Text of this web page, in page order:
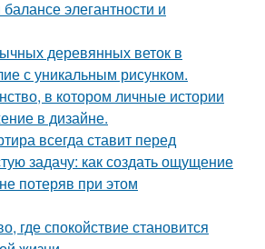
элегантности и
деревянных веток в
с уникальным рисунком.
в котором личные истории
в дизайне.
всегда ставит перед
задачу: как создать ощущение
потеряв при этом
где спокойствие становится